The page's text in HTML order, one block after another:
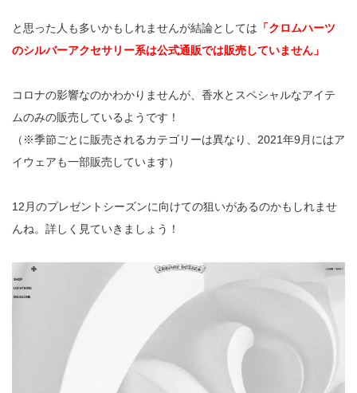
と思った人も多いかもしれませんが結論としては 「クロムハーツ
のシルバーアクセサリー系は公式通販では販売していません」
コロナの影響なのかわかりませんが、香水とスペシャルなアイテ
ムのみの販売しているようです！
（※季節ごとに販売されるカテゴリーは異なり、2021年9月にはア
イウェアも一部販売しています）
12月のプレゼントシーズンに向けての狙いがあるのかもしれませ
んね。詳しく見ていきましょう！